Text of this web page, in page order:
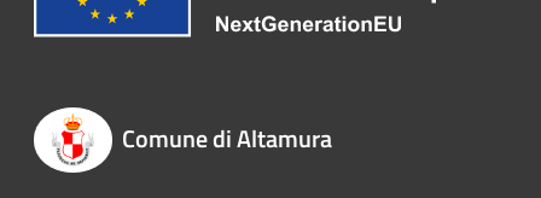
Comune di Altamura